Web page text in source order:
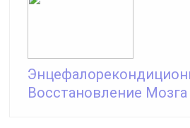
Восстановление